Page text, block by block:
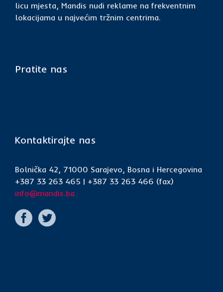
licu mjesta, Mandis nudi reklame na frekventnim
lokacijama u najvećim tržnim centrima.
Pratite nas
Kontaktirajte nas
Bolnička 42, 71000 Sarajevo, Bosna i Hercegovina
+387 33 263 465 | +387 33 263 466 (fax)
info@mandis.ba